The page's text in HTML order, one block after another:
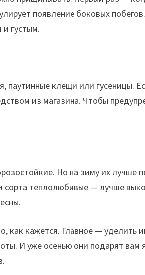
появление боковых
и густым.
паутинные клещи или гусеницы.
из магазина. Чтобы
Но на зиму их лучше
сорта теплолюбивые — лучше
как кажется. Главное — уделить
И уже осенью они подарят вам